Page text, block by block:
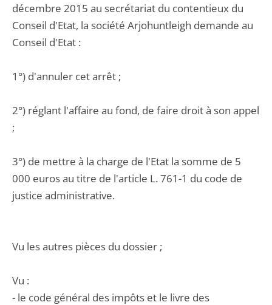
décembre 2015 au secrétariat du contentieux du
Conseil d'Etat, la société Arjohuntleigh demande au
Conseil d'Etat :
1°) d'annuler cet arrêt ;
2°) réglant l'affaire au fond, de faire droit à son appel
;
3°) de mettre à la charge de l'Etat la somme de 5
000 euros au titre de l'article L. 761-1 du code de
justice administrative.
Vu les autres pièces du dossier ;
Vu :
- le code général des impôts et le livre des